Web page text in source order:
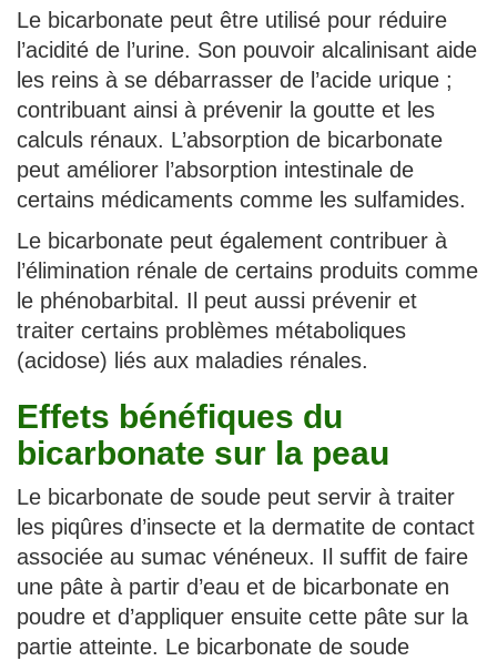
Le bicarbonate peut être utilisé pour réduire
l’acidité de l’urine. Son pouvoir alcalinisant aide
les reins à se débarrasser de l’acide urique ;
contribuant ainsi à prévenir la goutte et les
calculs rénaux. L’absorption de bicarbonate
peut améliorer l’absorption intestinale de
certains médicaments comme les sulfamides.
Le bicarbonate peut également contribuer à
l’élimination rénale de certains produits comme
le phénobarbital. Il peut aussi prévenir et
traiter certains problèmes métaboliques
(acidose) liés aux maladies rénales.
Effets bénéfiques du
bicarbonate sur la peau
Le bicarbonate de soude peut servir à traiter
les piqûres d’insecte et la dermatite de contact
associée au sumac vénéneux. Il suffit de faire
une pâte à partir d’eau et de bicarbonate en
poudre et d’appliquer ensuite cette pâte sur la
partie atteinte. Le bicarbonate de soude